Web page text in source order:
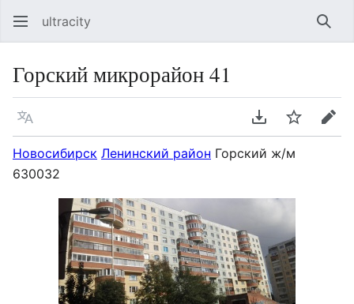
ultracity
Горский микрорайон 41
Язык Скачать PDF
Следить
Новосибирск Ленинский район Горский ж/м
630032